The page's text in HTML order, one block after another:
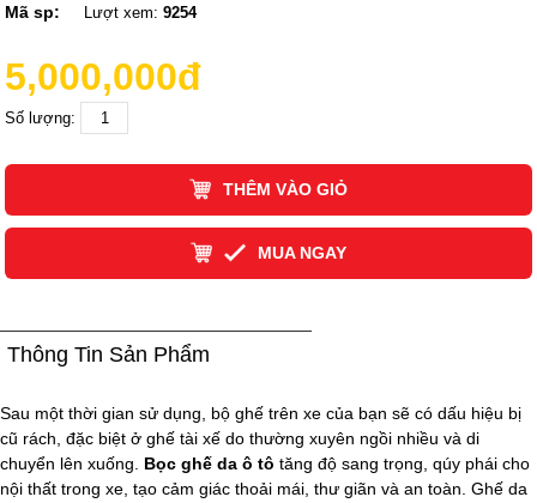
Mã sp: Lượt xem:9254
5,000,000đ
Số lượng:
THÊM VÀO GIỎ
MUA NGAY
Thông Tin Sản Phẩm
Sau một thời gian sử dụng, bộ ghế trên xe của bạn sẽ có dấu hiệu bị
cũ rách, đặc biệt ở ghế tài xế do thường xuyên ngồi nhiều và di
chuyển lên xuống. Bọc ghế da ô tô tăng độ sang trọng, qúy phái cho
nội thất trong xe, tạo cảm giác thoải mái, thư giãn và an toàn. Ghế da